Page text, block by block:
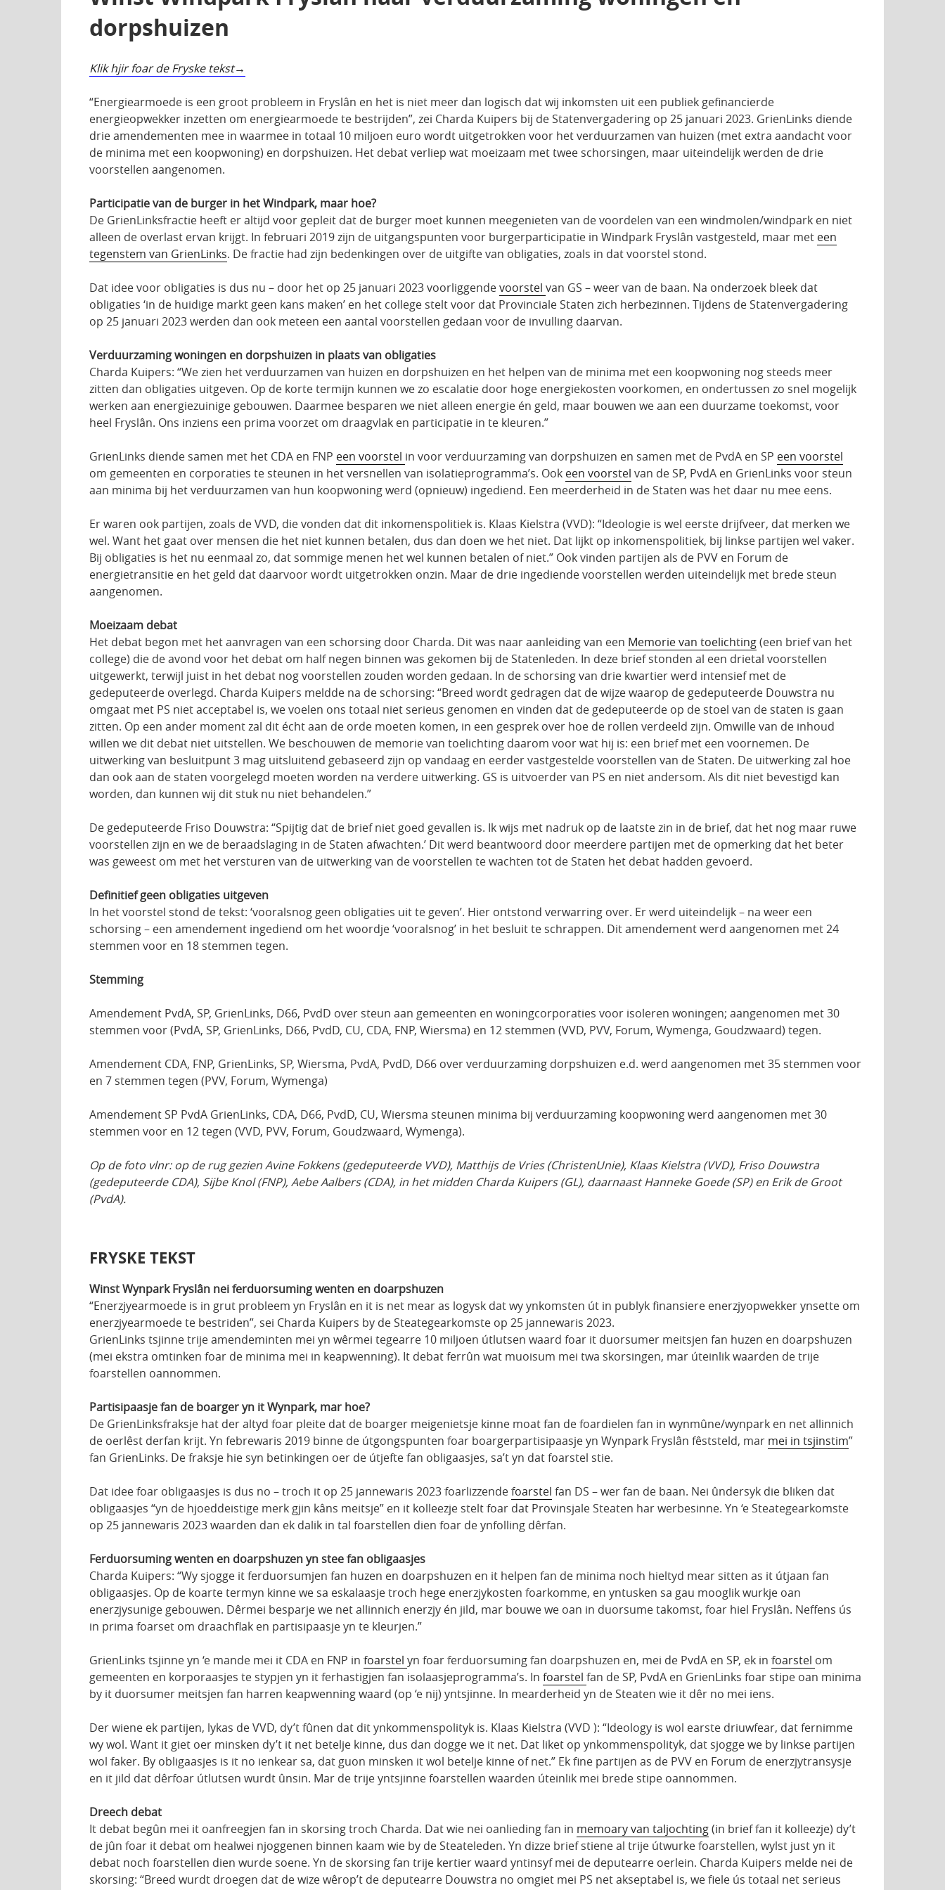
dorpshuizen
Klik hjir foar de Fryske tekst
“Energiearmoede is een groot probleem in Fryslân en het is niet meer dan logisch dat wij inkomsten uit een publiek gefinancierde
energieopwekker inzetten om energiearmoede te bestrijden”, zei Charda Kuipers bij de Statenvergadering op 25 januari 2023. GrienLinks diende
drie amendementen mee in waarmee in totaal 10 miljoen euro wordt uitgetrokken voor het verduurzamen van huizen (met extra aandacht voor
de minima met een koopwoning) en dorpshuizen. Het debat verliep wat moeizaam met twee schorsingen, maar uiteindelijk werden de drie
voorstellen aangenomen.
Participatie van de burger in het Windpark, maar hoe?
De GrienLinksfractie heeft er altijd voor gepleit dat de burger moet kunnen meegenieten van de voordelen van een windmolen/windpark en niet
alleen de overlast ervan krijgt. In februari 2019 zijn de uitgangspunten voor burgerparticipatie in Windpark Fryslân vastgesteld, maar met een
tegenstem van GrienLinks. De fractie had zijn bedenkingen over de uitgifte van obligaties, zoals in dat voorstel stond.
Dat idee voor obligaties is dus nu – door het op 25 januari 2023 voorliggendevoorstel van GS – weer van de baan. Na onderzoek bleek dat
obligaties ‘in de huidige markt geen kans maken’ en het college stelt voor dat Provinciale Staten zich herbezinnen. Tijdens de Statenvergadering
op 25 januari 2023 werden dan ook meteen een aantal voorstellen gedaan voor de invulling daarvan.
Verduurzaming woningen en dorpshuizen in plaats van obligaties
Charda Kuipers: “We zien het verduurzamen van huizen en dorpshuizen en het helpen van de minima met een koopwoning nog steeds meer
zitten dan obligaties uitgeven. Op de korte termijn kunnen we zo escalatie door hoge energiekosten voorkomen, en ondertussen zo snel mogelijk
werken aan energiezuinige gebouwen. Daarmee besparen we niet alleen energie én geld, maar bouwen we aan een duurzame toekomst, voor
heel Fryslân. Ons inziens een prima voorzet om draagvlak en participatie in te kleuren.”
GrienLinks diende samen met het CDA en FNP een voorstel in voor verduurzaming van dorpshuizen en samen met de PvdA en SP een voorstel
om gemeenten en corporaties te steunen in het versnellen van isolatieprogramma’s. Ook een voorstel van de SP, PvdA en GrienLinks voor steun
aan minima bij het verduurzamen van hun koopwoning werd (opnieuw) ingediend. Een meerderheid in de Staten was het daar nu mee eens.
Er waren ook partijen, zoals de VVD, die vonden dat dit inkomenspolitiek is. Klaas Kielstra (VVD): “Ideologie is wel eerste drijfveer, dat merken we
wel. Want het gaat over mensen die het niet kunnen betalen, dus dan doen we het niet. Dat lijkt op inkomenspolitiek, bij linkse partijen wel vaker.
Bij obligaties is het nu eenmaal zo, dat sommige menen het wel kunnen betalen of niet.” Ook vinden partijen als de PVV en Forum de
energietransitie en het geld dat daarvoor wordt uitgetrokken onzin. Maar de drie ingediende voorstellen werden uiteindelijk met brede steun
aangenomen.
Moeizaam debat
Het debat begon met het aanvragen van een schorsing door Charda. Dit was naar aanleiding van een Memorie van toelichting(een brief van het
college) die de avond voor het debat om half negen binnen was gekomen bij de Statenleden. In deze brief stonden al een drietal voorstellen
uitgewerkt, terwijl juist in het debat nog voorstellen zouden worden gedaan. In de schorsing van drie kwartier werd intensief met de
gedeputeerde overlegd. Charda Kuipers meldde na de schorsing: “Breed wordt gedragen dat de wijze waarop de gedeputeerde Douwstra nu
omgaat met PS niet acceptabel is, we voelen ons totaal niet serieus genomen en vinden dat de gedeputeerde op de stoel van de staten is gaan
zitten. Op een ander moment zal dit écht aan de orde moeten komen, in een gesprek over hoe de rollen verdeeld zijn. Omwille van de inhoud
willen we dit debat niet uitstellen. We beschouwen de memorie van toelichting daarom voor wat hij is: een brief met een voornemen. De
uitwerking van besluitpunt 3 mag uitsluitend gebaseerd zijn op vandaag en eerder vastgestelde voorstellen van de Staten. De uitwerking zal hoe
dan ook aan de staten voorgelegd moeten worden na verdere uitwerking. GS is uitvoerder van PS en niet andersom. Als dit niet bevestigd kan
worden, dan kunnen wij dit stuk nu niet behandelen.”
De gedeputeerde Friso Douwstra: “Spijtig dat de brief niet goed gevallen is. Ik wijs met nadruk op de laatste zin in de brief, dat het nog maar ruwe
voorstellen zijn en we de beraadslaging in de Staten afwachten.’ Dit werd beantwoord door meerdere partijen met de opmerking dat het beter
was geweest om met het versturen van de uitwerking van de voorstellen te wachten tot de Staten het debat hadden gevoerd.
Definitief geen obligaties uitgeven
In het voorstel stond de tekst: ‘vooralsnog geen obligaties uit te geven’. Hier ontstond verwarring over. Er werd uiteindelijk – na weer een
schorsing – een amendement ingediend om het woordje ‘vooralsnog’ in het besluit te schrappen. Dit amendement werd aangenomen met 24
stemmen voor en 18 stemmen tegen.
Stemming
Amendement PvdA, SP, GrienLinks, D66, PvdD over steun aan gemeenten en woningcorporaties voor isoleren woningen; aangenomen met 30
stemmen voor (PvdA, SP, GrienLinks, D66, PvdD, CU, CDA, FNP, Wiersma) en 12 stemmen (VVD, PVV, Forum, Wymenga, Goudzwaard) tegen.
Amendement CDA, FNP, GrienLinks, SP, Wiersma, PvdA, PvdD, D66 over verduurzaming dorpshuizen e.d. werd aangenomen met 35 stemmen voor
en 7 stemmen tegen (PVV, Forum, Wymenga)
Amendement SP PvdA GrienLinks, CDA, D66, PvdD, CU, Wiersma steunen minima bij verduurzaming koopwoning werd aangenomen met 30
stemmen voor en 12 tegen (VVD, PVV, Forum, Goudzwaard, Wymenga).
Op de foto vlnr: op de rug gezien Avine Fokkens (gedeputeerde VVD), Matthijs de Vries (ChristenUnie), Klaas Kielstra (VVD), Friso Douwstra
(gedeputeerde CDA), Sijbe Knol (FNP), Aebe Aalbers (CDA), in het midden Charda Kuipers (GL), daarnaast Hanneke Goede (SP) en Erik de Groot
(PvdA).
FRYSKE TEKST
Winst Wynpark Fryslân nei ferduorsuming wenten en doarpshuzen
“Enerzjyearmoede is in grut probleem yn Fryslân en it is net mear as logysk dat wy ynkomsten út in publyk finansiere enerzjyopwekker ynsette om
enerzjyearmoede te bestriden”, sei Charda Kuipers by de Steategearkomste op 25 jannewaris 2023.
GrienLinks tsjinne trije amendeminten mei yn wêrmei tegearre 10 miljoen útlutsen waard foar it duorsumer meitsjen fan huzen en doarpshuzen
(mei ekstra omtinken foar de minima mei in keapwenning). It debat ferrûn wat muoisum mei twa skorsingen, mar úteinlik waarden de trije
foarstellen oannommen.
Partisipaasje fan de boarger yn it Wynpark, mar hoe?
De GrienLinksfraksje hat der altyd foar pleite dat de boarger meigenietsje kinne moat fan de foardielen fan in wynmûne/wynpark en net allinnich
de oerlêst derfan krijt. Yn febrewaris 2019 binne de útgongspunten foar boargerpartisipaasje yn Wynpark Fryslân fêststeld, mar mei in tsjinstim”
fan GrienLinks. De fraksje hie syn betinkingen oer de útjefte fan obligaasjes, sa’t yn dat foarstel stie.
Dat idee foar obligaasjes is dus no – troch it op 25 jannewaris 2023 foarlizzendefoarstel fan DS – wer fan de baan. Nei ûndersyk die bliken dat
obligaasjes “yn de hjoeddeistige merk gjin kâns meitsje” en it kolleezje stelt foar dat Provinsjale Steaten har werbesinne. Yn ‘e Steategearkomste
op 25 jannewaris 2023 waarden dan ek dalik in tal foarstellen dien foar de ynfolling dêrfan.
Ferduorsuming wenten en doarpshuzen yn stee fan obligaasjes
Charda Kuipers: “Wy sjogge it ferduorsumjen fan huzen en doarpshuzen en it helpen fan de minima noch hieltyd mear sitten as it útjaan fan
obligaasjes. Op de koarte termyn kinne we sa eskalaasje troch hege enerzjykosten foarkomme, en yntusken sa gau mooglik wurkje oan
enerzjysunige gebouwen. Dêrmei besparje we net allinnich enerzjy én jild, mar bouwe we oan in duorsume takomst, foar hiel Fryslân. Neffens ús
in prima foarset om draachflak en partisipaasje yn te kleurjen.”
GrienLinks tsjinne yn ‘e mande mei it CDA en FNP in foarstel yn foar ferduorsuming fan doarpshuzen en, mei de PvdA en SP, ek in foarstel om
gemeenten en korporaasjes te stypjen yn it ferhastigjen fan isolaasjeprogramma’s. In foarstel fan de SP, PvdA en GrienLinks foar stipe oan minima
by it duorsumer meitsjen fan harren keapwenning waard (op ‘e nij) yntsjinne. In mearderheid yn de Steaten wie it dêr no mei iens.
Der wiene ek partijen, lykas de VVD, dy’t fûnen dat dit ynkommenspolityk is. Klaas Kielstra (VVD ): “Ideology is wol earste driuwfear, dat fernimme
wy wol. Want it giet oer minsken dy’t it net betelje kinne, dus dan dogge we it net. Dat liket op ynkommenspolityk, dat sjogge we by linkse partijen
wol faker. By obligaasjes is it no ienkear sa, dat guon minsken it wol betelje kinne of net.” Ek fine partijen as de PVV en Forum de enerzjytransysje
en it jild dat dêrfoar útlutsen wurdt ûnsin. Mar de trije yntsjinne foarstellen waarden úteinlik mei brede stipe oannommen.
Dreech debat
It debat begûn mei it oanfreegjen fan in skorsing troch Charda. Dat wie nei oanlieding fan in memoary van taljochting(in brief fan it kolleezje) dy’t
de jûn foar it debat om healwei njoggenen binnen kaam wie by de Steateleden. Yn dizze brief stiene al trije útwurke foarstellen, wylst just yn it
debat noch foarstellen dien wurde soene. Yn de skorsing fan trije kertier waard yntinsyf mei de deputearre oerlein. Charda Kuipers melde nei de
skorsing: “Breed wurdt droegen dat de wize wêrop’t de deputearre Douwstra no omgiet mei PS net akseptabel is, we fiele ús totaal net serieus